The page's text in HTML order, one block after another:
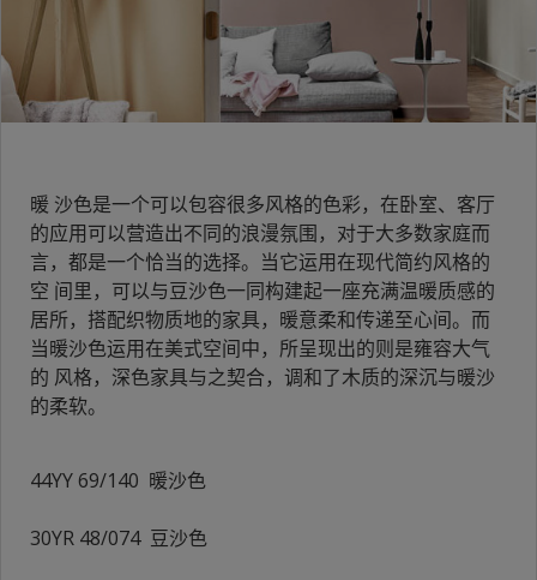
暖 沙色是一个可以包容很多风格的色彩，在卧室、客厅
的应用可以营造出不同的浪漫氛围，对于大多数家庭而
言，都是一个恰当的选择。当它运用在现代简约风格的
空 间里，可以与豆沙色一同构建起一座充满温暖质感的
居所，搭配织物质地的家具，暖意柔和传递至心间。而
当暖沙色运用在美式空间中，所呈现出的则是雍容大气
的 风格，深色家具与之契合，调和了木质的深沉与暖沙
的柔软。
44YY 69/140 暖沙色
30YR 48/074 豆沙色